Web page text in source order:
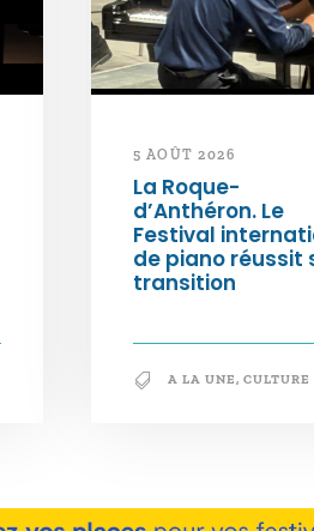
5 AOÛT 2026
La Roque-
d’Anthéron. Le
Festival
de piano réussit
transition
A LA UNE, CULTURE